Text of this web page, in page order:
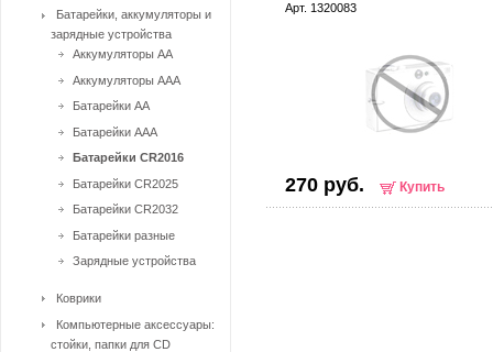
Арт. 1320083
270 руб. Купить
Батарейки, аккумуляторы и
зарядные устройства
Аккумуляторы AA
Аккумуляторы AAA
Батарейки AA
Батарейки AAA
Батарейки CR2016
Батарейки CR2025
Батарейки CR2032
Батарейки разные
Зарядные устройства
Коврики
Компьютерные аксессуары:
стойки, папки для CD